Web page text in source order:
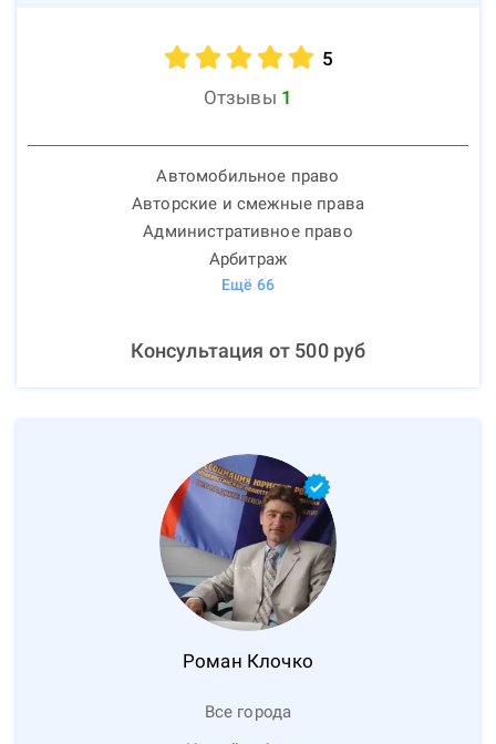
5
Отзывы 1
Автомобильное право
Авторские и смежные права
Административное право
Арбитраж
Ещё 66
Консультация от 500руб
Роман Клочко
Все города